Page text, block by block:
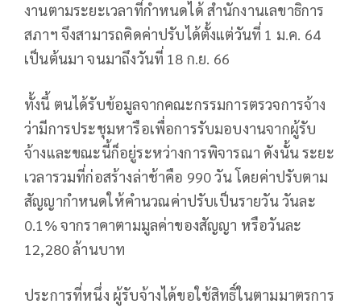
งานตามระยะเวลาที่กำหนดได้ สำนักงานเลขาธิการ
สภาฯ จึงสามารถคิดค่าปรับได้ตั้งแต่วันที่ 1 ม.ค. 64
เป็นต้นมา จนมาถึงวันที่ 18 ก.ย. 66
ทั้งนี้ ตนได้รับข้อมูลจากคณะกรรมการตรวจการจ้าง
ว่ามีการประชุมหารือเพื่อการรับมอบงานจากผู้รับ
จ้างและขณะนี้ก็อยู่ระหว่างการพิจารณา ดังนั้น ระยะ
เวลารวมที่ก่อสร้างล่าช้าคือ 990 วัน โดยค่าปรับตาม
สัญญากำหนดให้คำนวณค่าปรับเป็นรายวัน วันละ
0.1% จากราคาตามมูลค่าของสัญญา หรือวันละ
12,280 ล้านบาท
ประการที่หนึ่ง ผู้รับจ้างได้ขอใช้สิทธิ์ในตามมาตรการ